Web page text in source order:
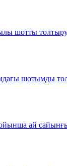
шотты толтыру
шотымды
ай сайынғы